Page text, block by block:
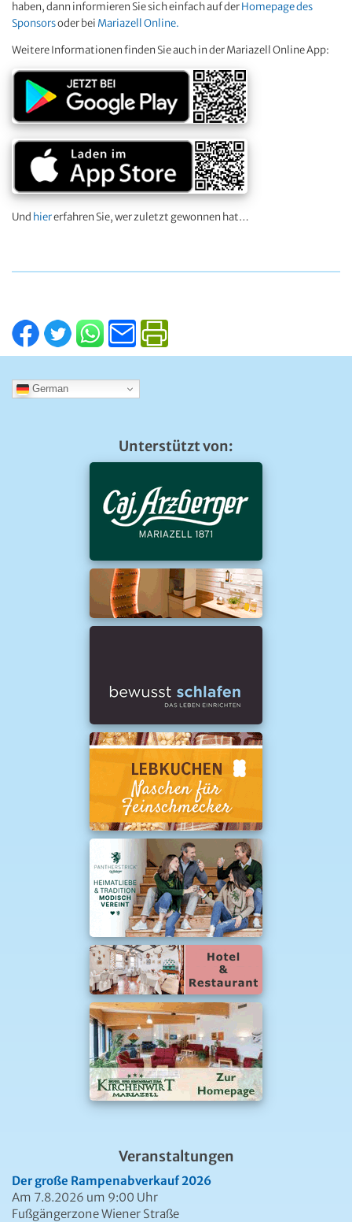
haben, dann informieren Sie sich einfach auf derHomepage des
Sponsorsoder bei Mariazell Online.
Weitere Informationen finden Sie auch in der Mariazell Online App:
Und hiererfahren Sie, wer zuletzt gewonnen hat…
German
Unterstützt von:
Veranstaltungen
Der große Rampenabverkauf 2026
Am 7.8.2026 um 9:00 Uhr
Fußgängerzone Wiener Straße